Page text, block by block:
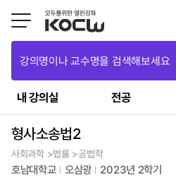
강의명이나 교수명을 검색해보세요
내 강의실 전공
형사소송법2
사회과학 >법률 >공법학
호남대학교 오삼광 2023년 2학기